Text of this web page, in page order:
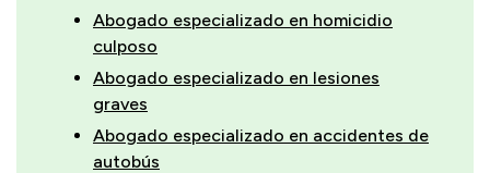
Abogado especializado en homicidio
culposo
Abogado especializado en lesiones
graves
Abogado especializado en accidentes de
autobús